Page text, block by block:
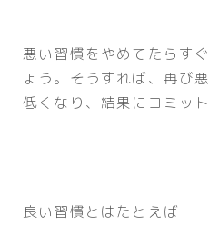
悪い習慣をやめてたらす
ょう。そうすれば、再び
低くなり、結果にコミッ
良い習慣とはたとえば